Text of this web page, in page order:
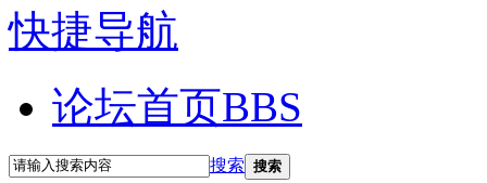
快捷导航
论坛首页BBS
搜索 搜索